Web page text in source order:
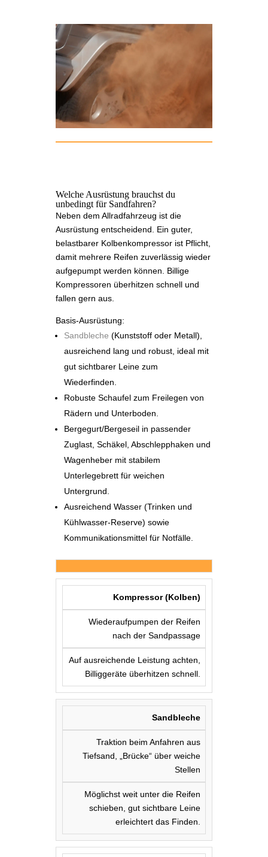
Welche Ausrüstung brauchst du
unbedingt für Sandfahren?
Neben dem Allradfahrzeug ist die
Ausrüstung entscheidend. Ein guter,
belastbarer Kolbenkompressor ist Pflicht,
damit mehrere Reifen zuverlässig wieder
aufgepumpt werden können. Billige
Kompressoren überhitzen schnell und
fallen gern aus.
Basis-Ausrüstung:
Sandbleche (Kunststoff oder Metall),
ausreichend lang und robust, ideal mit
gut sichtbarer Leine zum
Wiederfinden.
Robuste Schaufel zum Freilegen von
Rädern und Unterboden.
Bergegurt/Bergeseil in passender
Zuglast, Schäkel, Abschlepphaken und
Wagenheber mit stabilem
Unterlegebrett für weichen
Untergrund.
Ausreichend Wasser (Trinken und
Kühlwasser-Reserve) sowie
Kommunikationsmittel für Notfälle.
Kompressor (Kolben)
Wiederaufpumpen der Reifen
nach der Sandpassage
Auf ausreichende Leistung achten,
Billiggeräte überhitzen schnell.
Sandbleche
Traktion beim Anfahren aus
Tiefsand, „Brücke“ über weiche
Stellen
Möglichst weit unter die Reifen
schieben, gut sichtbare Leine
erleichtert das Finden.